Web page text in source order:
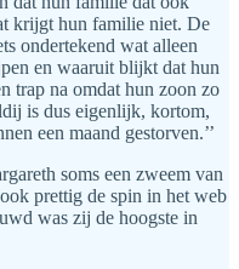
krijgt hun familie niet. De
ondertekend wat alleen
en waaruit blijkt dat hun
trap na omdat hun zoon zo
is dus eigenlijk, kortom,
een maand gestorven.’’
soms een zweem van
prettig de spin in het web
was zij de hoogste in